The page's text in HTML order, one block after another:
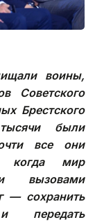
воины,
Советского
Брестского
были
все они
когда мир
вызовами
— сохранить
передать